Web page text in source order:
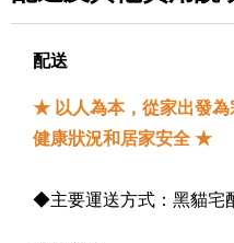
配送
★ 以人為本，從家出發為
健康狀況和居家安全 ★
◆主要運送方式：黑貓宅